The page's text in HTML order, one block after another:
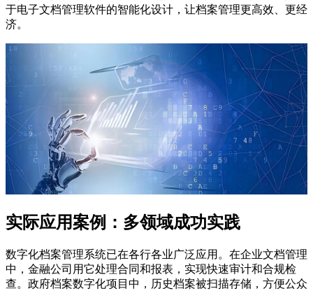
于电子文档管理软件的智能化设计，让档案管理更高效、更经
济。
实际应用案例：多领域成功实践
数字化档案管理系统已在各行各业广泛应用。在企业文档管理
中，金融公司用它处理合同和报表，实现快速审计和合规检
查。政府档案数字化项目中，历史档案被扫描存储，方便公众